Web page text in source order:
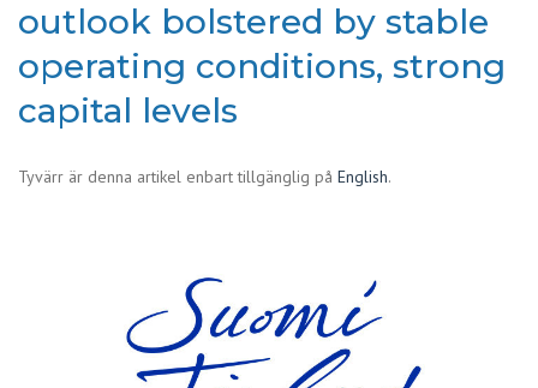
outlook bolstered by stable
operating conditions, strong
capital levels
Tyvärr är denna artikel enbart tillgänglig på English.